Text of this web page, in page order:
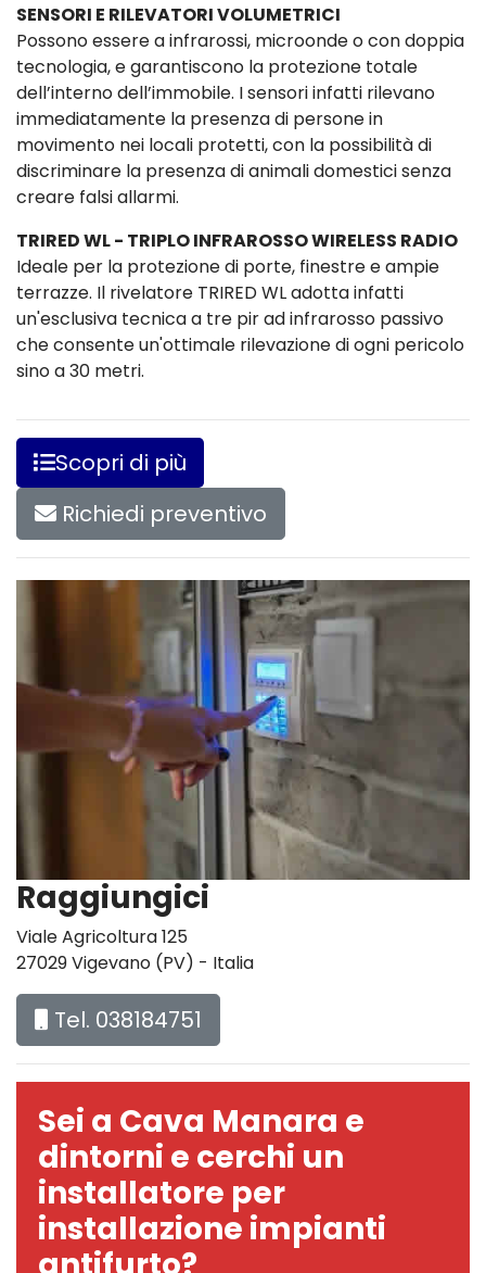
SENSORI E RILEVATORI VOLUMETRICI
Possono essere a infrarossi, microonde o con doppia
tecnologia, e garantiscono la protezione totale
dell’interno dell’immobile. I sensori infatti rilevano
immediatamente la presenza di persone in
movimento nei locali protetti, con la possibilità di
discriminare la presenza di animali domestici senza
creare falsi allarmi.
TRIRED WL - TRIPLO INFRAROSSO WIRELESS RADIO
Ideale per la protezione di porte, finestre e ampie
terrazze. Il rivelatore TRIRED WL adotta infatti
un'esclusiva tecnica a tre pir ad infrarosso passivo
che consente un'ottimale rilevazione di ogni pericolo
sino a 30 metri.
Scopri di più
Richiedi preventivo
Raggiungici
Viale Agricoltura 125
27029 Vigevano (PV) - Italia
Tel. 038184751
Sei a Cava Manara e
dintorni e cerchi un
installatore per
installazione impianti